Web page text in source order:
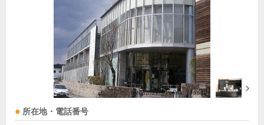
所在地・電話番号